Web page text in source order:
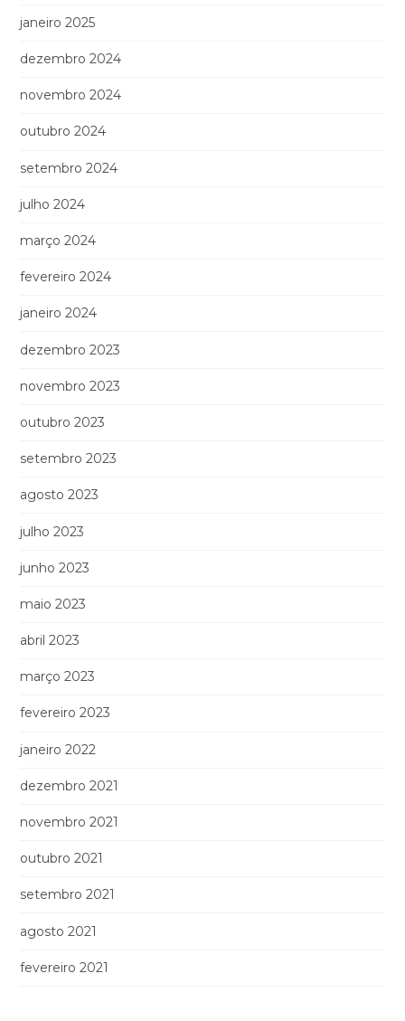
janeiro 2025
dezembro 2024
novembro 2024
outubro 2024
setembro 2024
julho 2024
março 2024
fevereiro 2024
janeiro 2024
dezembro 2023
novembro 2023
outubro 2023
setembro 2023
agosto 2023
julho 2023
junho 2023
maio 2023
abril 2023
março 2023
fevereiro 2023
janeiro 2022
dezembro 2021
novembro 2021
outubro 2021
setembro 2021
agosto 2021
fevereiro 2021